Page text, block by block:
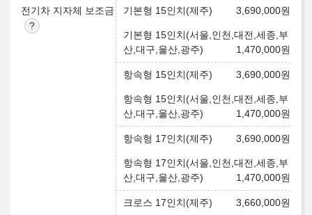
전기차 지자체 보조금 기본형 15인치(제주) 3,690,000원
기본형 15인치(서울,인천,대전,세종,부
산,대구,울산,광주)
1,470,000원
항속형 15인치(제주) 3,690,000원
항속형 15인치(서울,인천,대전,세종,부
산,대구,울산,광주)
1,470,000원
항속형 17인치(제주) 3,690,000원
항속형 17인치(서울,인천,대전,세종,부
산,대구,울산,광주)
1,470,000원
크로스 17인치(제주) 3,660,000원